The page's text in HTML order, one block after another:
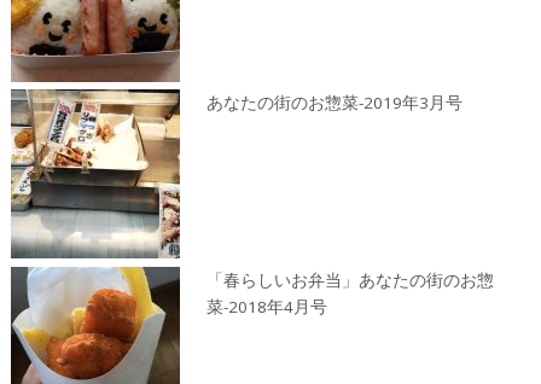
あなたの街のお惣菜-2019年3月号
「春らしいお弁当」あなたの街のお惣
菜-2018年4月号